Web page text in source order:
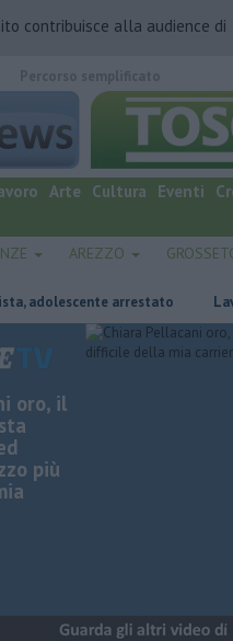
contribuisce alla audience di
Arte Cultura Eventi
AREZZO
arrestato Lavori
oro, il
più